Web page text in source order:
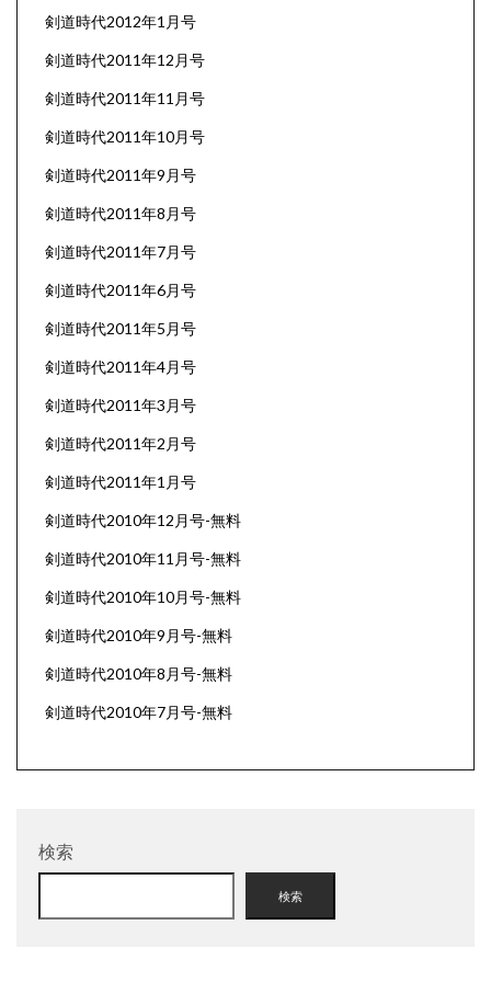
剣道時代2012年1月号
剣道時代2011年12月号
剣道時代2011年11月号
剣道時代2011年10月号
剣道時代2011年9月号
剣道時代2011年8月号
剣道時代2011年7月号
剣道時代2011年6月号
剣道時代2011年5月号
剣道時代2011年4月号
剣道時代2011年3月号
剣道時代2011年2月号
剣道時代2011年1月号
剣道時代2010年12月号-無料
剣道時代2010年11月号-無料
剣道時代2010年10月号-無料
剣道時代2010年9月号-無料
剣道時代2010年8月号-無料
剣道時代2010年7月号-無料
検索
検索